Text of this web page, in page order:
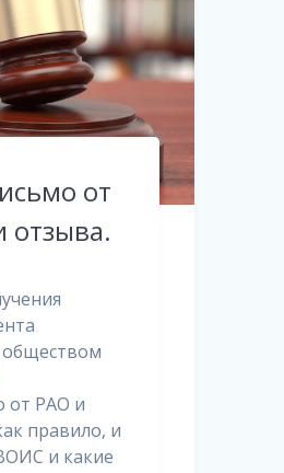
от
отзыва.
обществом
от РАО и
правило, и
и какие